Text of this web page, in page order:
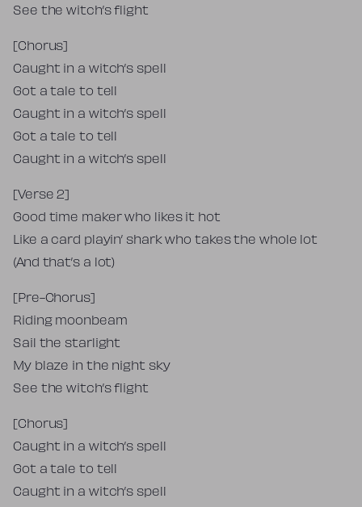
See the witch’s flight
[Chorus]
Caught in a witch’s spell
Got a tale to tell
Caught in a witch’s spell
Got a tale to tell
Caught in a witch’s spell
[Verse 2]
Good time maker who likes it hot
Like a card playin’ shark who takes the whole lot
(And that’s a lot)
[Pre-Chorus]
Riding moonbeam
Sail the starlight
My blaze in the night sky
See the witch’s flight
[Chorus]
Caught in a witch’s spell
Got a tale to tell
Caught in a witch’s spell